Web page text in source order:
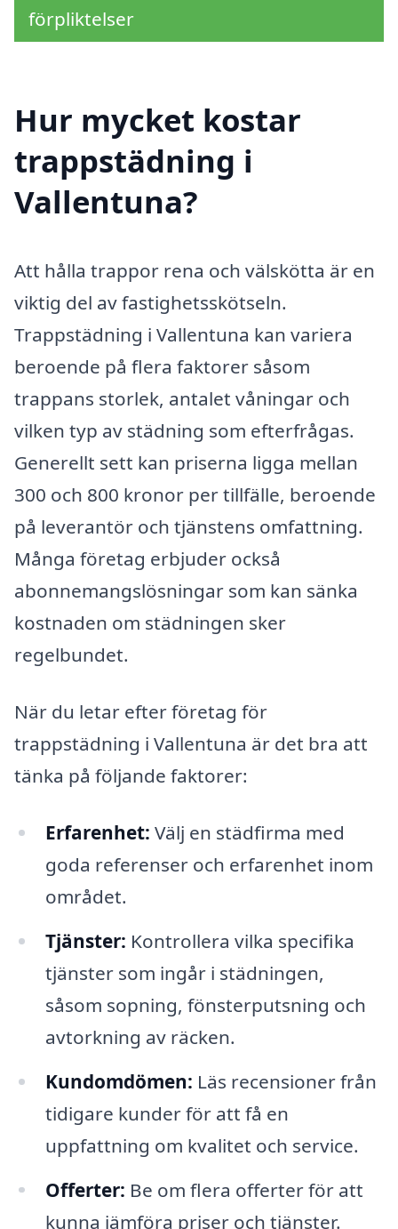
förpliktelser
Hur mycket kostar
trappstädning i
Vallentuna?
Att hålla trappor rena och välskötta är en
viktig del av fastighetsskötseln.
Trappstädning i Vallentuna kan variera
beroende på flera faktorer såsom
trappans storlek, antalet våningar och
vilken typ av städning som efterfrågas.
Generellt sett kan priserna ligga mellan
300 och 800 kronor per tillfälle, beroende
på leverantör och tjänstens omfattning.
Många företag erbjuder också
abonnemangslösningar som kan sänka
kostnaden om städningen sker
regelbundet.
När du letar efter företag för
trappstädning i Vallentuna är det bra att
tänka på följande faktorer:
Erfarenhet: Välj en städfirma med
goda referenser och erfarenhet inom
området.
Tjänster: Kontrollera vilka specifika
tjänster som ingår i städningen,
såsom sopning, fönsterputsning och
avtorkning av räcken.
Kundomdömen: Läs recensioner från
tidigare kunder för att få en
uppfattning om kvalitet och service.
Offerter: Be om flera offerter för att
kunna jämföra priser och tjänster.